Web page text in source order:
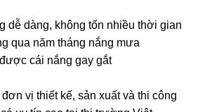
dễ dàng, không tốn nhiều thời gian
qua năm tháng nắng mưa
cái nắng gay gắt
vị thiết kế, sản xuất và thi công